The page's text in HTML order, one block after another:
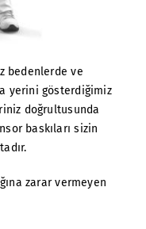
bedenlerde ve
yerini gösterdiğimiz
doğrultusunda
baskıları sizin
zarar vermeyen